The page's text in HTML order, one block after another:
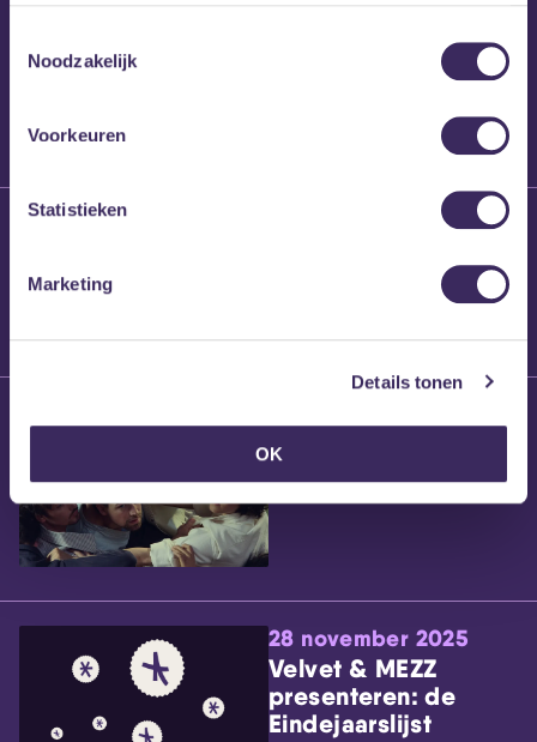
Noodzakelijk
Voorkeuren
Statistieken
Marketing
Details tonen
OK
Brennt Vanneste
Willem’s Blog: Ão
28 november 2025
Velvet & MEZZ
presenteren: de
Eindejaarslijst